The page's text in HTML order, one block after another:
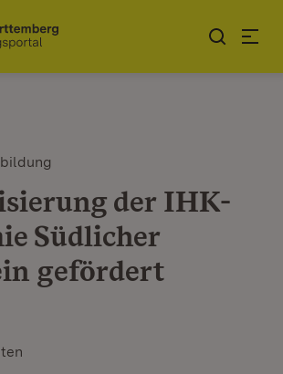
der IHK-
Südlicher
gefördert